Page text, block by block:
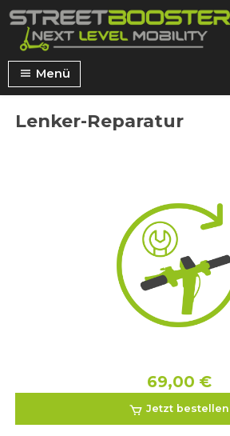
springen
Menü
Lenker-Reparatur
69,00 €
Jetzt bestellen